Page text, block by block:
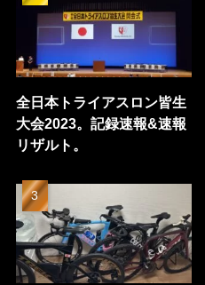
全日本トライアスロン皆生
大会2023。記録速報&速報
リザルト。